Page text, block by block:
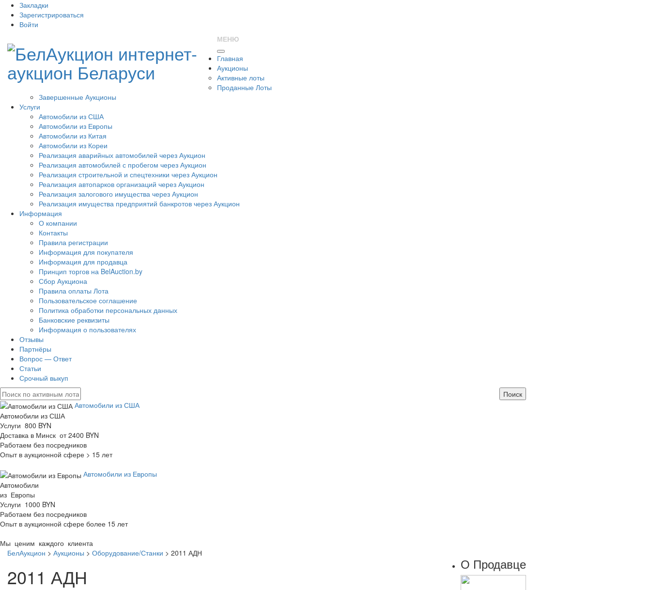
Закладки
Зарегистрироваться
Войти
МЕНЮ
Главная
Аукционы
Активные лоты
Проданные Лоты
Завершенные Аукционы
Услуги
Автомобили из США
Автомобили из Европы
Автомобили из Китая
Автомобили из Кореи
Реализация аварийных автомобилей через Аукцион
Реализация автомобилей с пробегом через Аукцион
Реализация строительной и спецтехники через Аукцион
Реализация автопарков организаций через Аукцион
Реализация залогового имущества через Аукцион
Реализация имущества предприятий банкротов через Аукцион
Информация
О компании
Контакты
Правила регистрации
Информация для покупателя
Информация для продавца
Принцип торгов на BelAuction.by
Сбор Аукциона
Правила оплаты Лота
Пользовательское соглашение
Политика обработки персональных данных
Банковские реквизиты
Информация о пользователях
Отзывы
Партнёры
Вопрос — Ответ
Статьи
Срочный выкуп
Автомобили из США
Автомобили из США
Услуги 800 BYN
Доставка в Минск от 2400 BYN
Работаем без посредников
Опыт в аукционной сфере > 15 лет
Автомобили из Европы
Автомобили
из Европы
Услуги 1000 BYN
Работаем без посредников
Опыт в аукционной сфере более 15 лет
Мы ценим каждого клиента
БелАукцион > Аукционы > Оборудование/Станки > 2011 АДН
2011 АДН
О Продавце